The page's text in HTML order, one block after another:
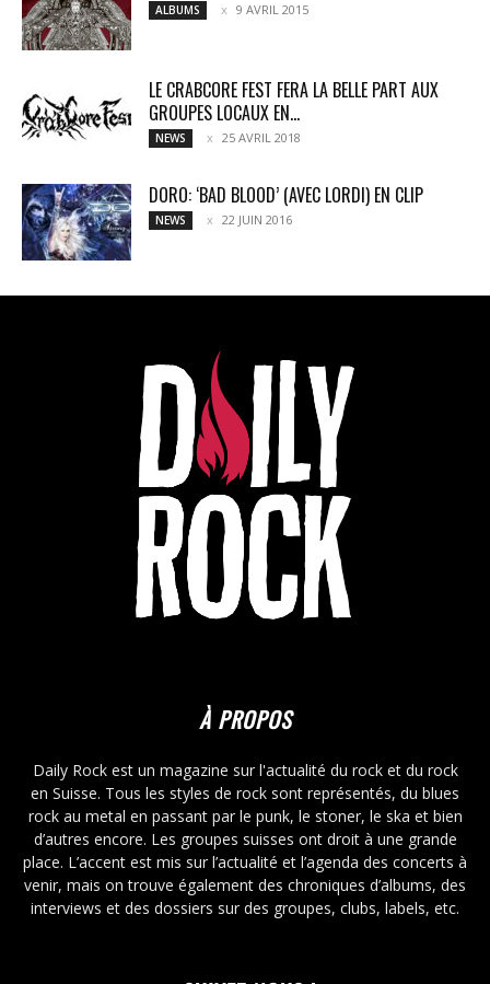
ALBUMS 9 AVRIL 2015
LE CRABCORE FEST FERA LA BELLE PART AUX
GROUPES LOCAUX EN...
NEWS 25 AVRIL 2018
DORO: ‘BAD BLOOD’ (AVEC LORDI) EN CLIP
NEWS 22 JUIN 2016
À PROPOS
Daily Rock est un magazine sur l'actualité du rock et du rock
en Suisse. Tous les styles de rock sont représentés, du blues
rock au metal en passant par le punk, le stoner, le ska et bien
d’autres encore. Les groupes suisses ont droit à une grande
place. L’accent est mis sur l’actualité et l’agenda des concerts à
venir, mais on trouve également des chroniques d’albums, des
interviews et des dossiers sur des groupes, clubs, labels, etc.